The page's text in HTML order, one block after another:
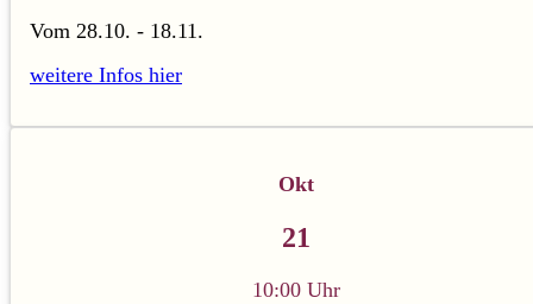
Vom 28.10. - 18.11.
weitere Infos hier
Okt
21
10:00 Uhr